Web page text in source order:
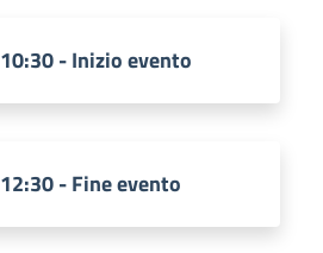
10:30 - Inizio evento
12:30 - Fine evento